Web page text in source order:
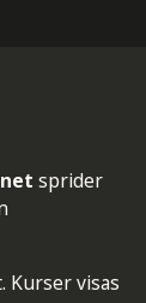
sprider
Kurser visas